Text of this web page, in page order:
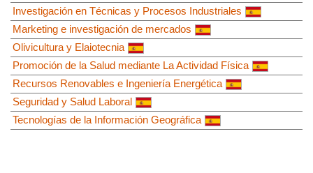
Investigación en Técnicas y Procesos Industriales
Marketing e investigación de mercados
Olivicultura y Elaiotecnia
Promoción de la Salud mediante La Actividad Física
Recursos Renovables e Ingeniería Energética
Seguridad y Salud Laboral
Tecnologías de la Información Geográfica